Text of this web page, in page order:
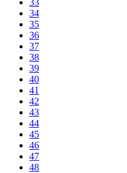
33
34
35
36
37
38
39
40
41
42
43
44
45
46
47
48